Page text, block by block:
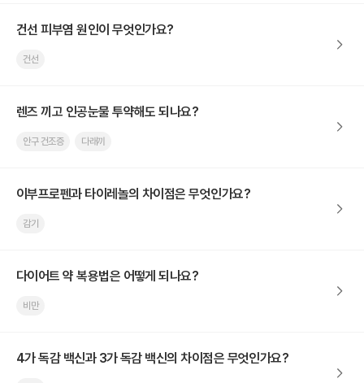
건선 피부염 원인이 무엇인가요?
건선
렌즈 끼고 인공눈물 투약해도 되나요?
안구 건조증 다래끼
이부프로펜과 타이레놀의 차이점은 무엇인가요?
감기
다이어트 약 복용법은 어떻게 되나요?
비만
4가 독감 백신과 3가 독감 백신의 차이점은 무엇인가요?